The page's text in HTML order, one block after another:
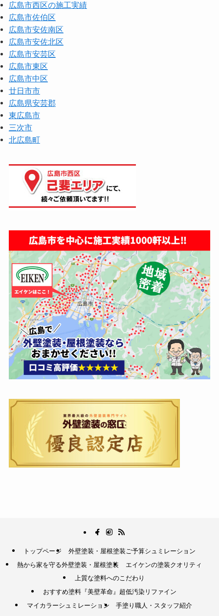
広島市西区の施工実績
広島市佐伯区
広島市安佐南区
広島市安佐北区
広島市安芸区
広島市東区
広島市中区
廿日市市
広島県安芸郡
東広島市
三次市
北広島町
トップページ
外壁塗装・屋根塗装ご予算シュミレーション
熱から家を守る外壁塗装・屋根塗装
エイケンの塗装クオリティ
上質な塗料へのこだわり
おすすめ塗料『美壁革命』超低汚染リファイン
マイカラーシュミレーション
手塗り職人・スタッフ紹介